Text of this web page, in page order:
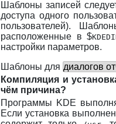
Шаблоны записей
доступа одного
пользователей).
расположенные в $
настройки параметров.
Шаблоны для диалогов
Компиляция и
чём причина?
Программы KDE
Если установка